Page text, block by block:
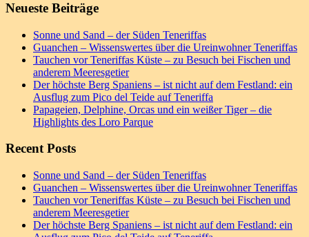
Neueste Beiträge
Sonne und Sand – der Süden Teneriffas
Guanchen – Wissenswertes über die Ureinwohner Teneriffas
Tauchen vor Teneriffas Küste – zu Besuch bei Fischen und
anderem Meeresgetier
Der höchste Berg Spaniens – ist nicht auf dem Festland: ein
Ausflug zum Pico del Teide auf Teneriffa
Papageien, Delphine, Orcas und ein weißer Tiger – die
Highlights des Loro Parque
Recent Posts
Sonne und Sand – der Süden Teneriffas
Guanchen – Wissenswertes über die Ureinwohner Teneriffas
Tauchen vor Teneriffas Küste – zu Besuch bei Fischen und
anderem Meeresgetier
Der höchste Berg Spaniens – ist nicht auf dem Festland: ein